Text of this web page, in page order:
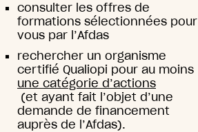
consulter les offres de
formations sélectionnées pour
vous par l’Afdas
rechercher un organisme
certifié Qualiopi pour au moins
une catégorie d’actions
(et ayant fait l’objet d’une
demande de financement
auprès de l’Afdas).